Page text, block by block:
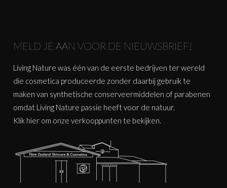
MELD JE AAN VOOR DE NIEUWSBRIEF!
Living Nature was één van de eerste bedrijven ter wereld
die cosmetica produceerde zonder daarbij gebruik te
maken van synthetische conserveermiddelen of parabenen
omdat Living Nature passie heeft voor de natuur.
Klik hier om onze verkooppunten te bekijken.